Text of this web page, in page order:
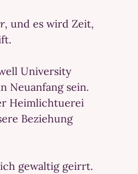
, und es wird Zeit,
University
Neuanfang sein.
Heimlichtuerei
Beziehung
gewaltig geirrt.